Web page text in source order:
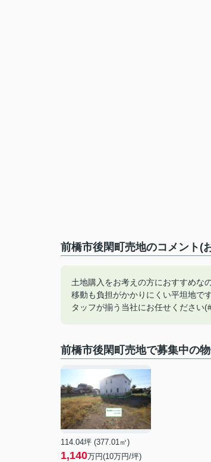
前橋市後閑町売地のコメント(
土地購入をお考えの方におすすめ
移動も負担がかかりにくい平坦地
タッフが揃う当社にお任せください
前橋市後閑町売地で募集中の
114.04坪 (377.01㎡)
1,140万円(10万円/坪)